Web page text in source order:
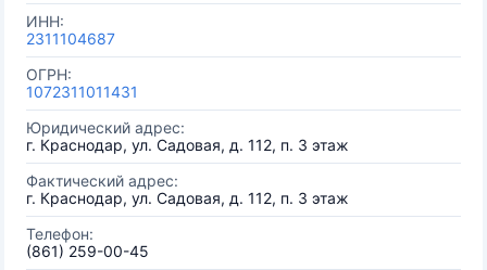
ИНН:
2311104687
ОГРН:
1072311011431
Юридический адрес:
г. Краснодар, ул. Садовая, д. 112, п. 3 этаж
Фактический адрес:
г. Краснодар, ул. Садовая, д. 112, п. 3 этаж
Телефон:
(861) 259-00-45